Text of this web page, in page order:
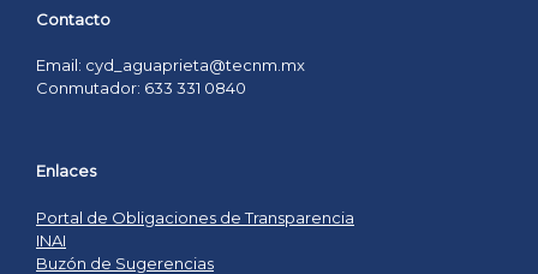
Contacto
Email: cyd_aguaprieta@tecnm.mx
Conmutador: 633 331 0840
Enlaces
Portal de Obligaciones de Transparencia
INAI
Buzón de Sugerencias